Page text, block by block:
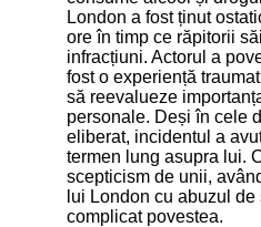
London a fost ținut
ore în timp ce răpitorii
infracțiuni. Actorul a
fost o experiență
să reevalueze
personale. Deși în cele
eliberat, incidentul a
termen lung asupra lui.
scepticism de unii,
lui London cu abuzul
complicat povestea.